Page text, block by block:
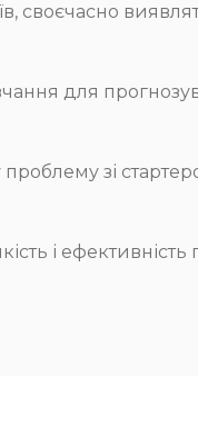
своєчасно
для
зі
і